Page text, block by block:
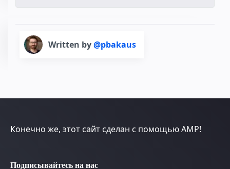
Written by@pbakaus
Конечно же, этот сайт сделан с помощью AMP!
Подписывайтесь на нас